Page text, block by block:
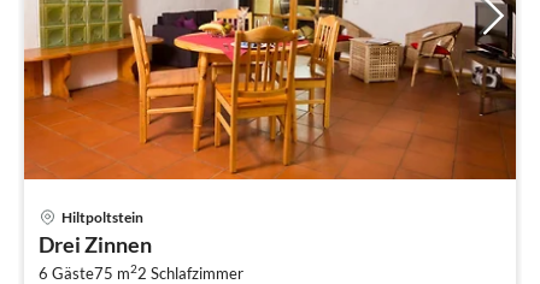
Hiltpoltstein
Drei Zinnen
6 Gäste75 m22 Schlafzimmer